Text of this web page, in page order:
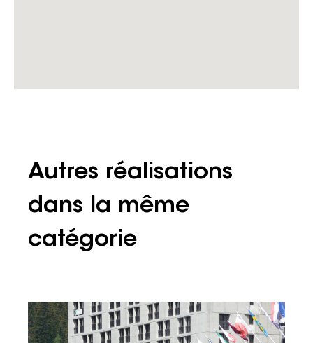
Autres réalisations
dans la même
catégorie